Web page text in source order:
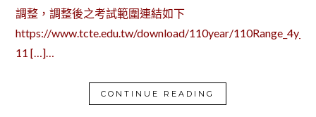
調整，調整後之考試範圍連結如下
https://www.tcte.edu.tw/download/110year/
11 […]…
CONTINUE READING